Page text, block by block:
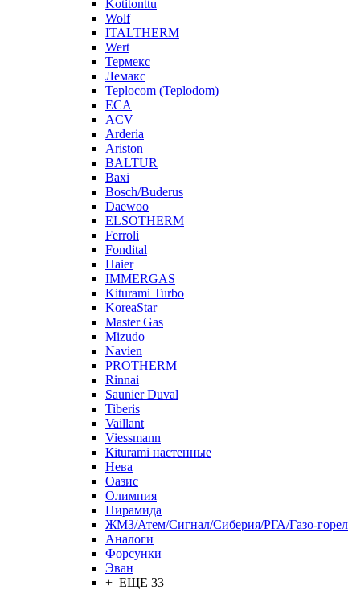
Kotitonttu
Wolf
ITALTHERM
Wert
Термекс
Лемакс
Teplocom (Teplodom)
ECA
ACV
Arderia
Ariston
BALTUR
Baxi
Bosch/Buderus
Daewoo
ELSOTHERM
Ferroli
Fondital
Haier
IMMERGAS
Kiturami Turbo
KoreaStar
Master Gas
Mizudo
Navien
PROTHERM
Rinnai
Saunier Duval
Tiberis
Vaillant
Viessmann
Кiturami настенные
Нева
Оазис
Олимпия
Пирамида
ЖМЗ/Атем/Сигнал/Сиберия/РГА/Газо-
Aналоги
Форсунки
Эван
+ ЕЩЕ 33